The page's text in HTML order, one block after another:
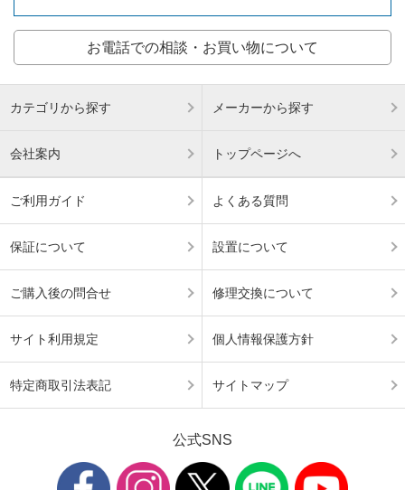
お電話での相談・お買い物について
カテゴリから探す メーカーから探す
会社案内 トップページへ
ご利用ガイド よくある質問
保証について 設置について
ご購入後の問合せ 修理交換について
サイト利用規定 個人情報保護方針
特定商取引法表記 サイトマップ
公式SNS